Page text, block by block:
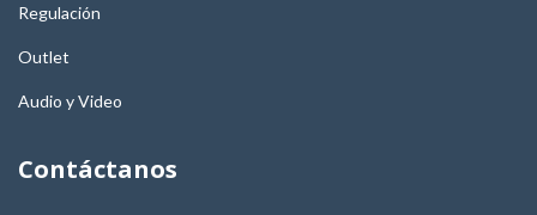
Regulación
Outlet
Audio y Video
Contáctanos